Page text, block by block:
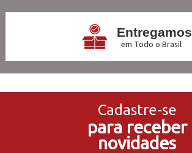
Entregamos
em Todo o Brasil
no Cartão de Crédito
5% de Desconto
no Pagamento PIX
Cadastre-se
para receber
novidades